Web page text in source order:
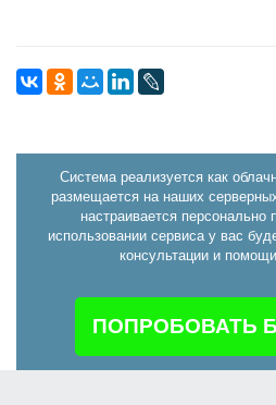
Система реализуется как
размещается на наших
настраивается
использовании сервиса у вас
консультации и
ПОПРОБОВАТЬ